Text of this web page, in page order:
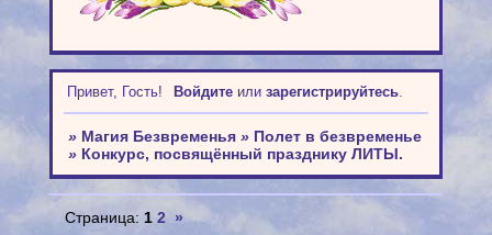
Привет, Гость! Войдитеили зарегистрируйтесь.
» Магия Безвременья » Полет в безвременье
» Конкурс, посвящённый празднику ЛИТЫ.
Страница: 1 2 »